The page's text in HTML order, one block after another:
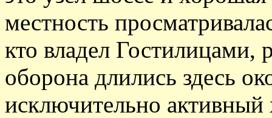
местность
кто владел Гостилицами,
оборона длились здесь
исключительно активный